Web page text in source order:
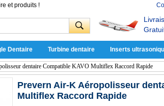
et produits !
Dentaire Turbine dentaire Inserts
dentaire Compatible KAVO Multiflex Raccord Rapide
Prevern Air-K Aéropolisseur
Multiflex Raccord Rapide